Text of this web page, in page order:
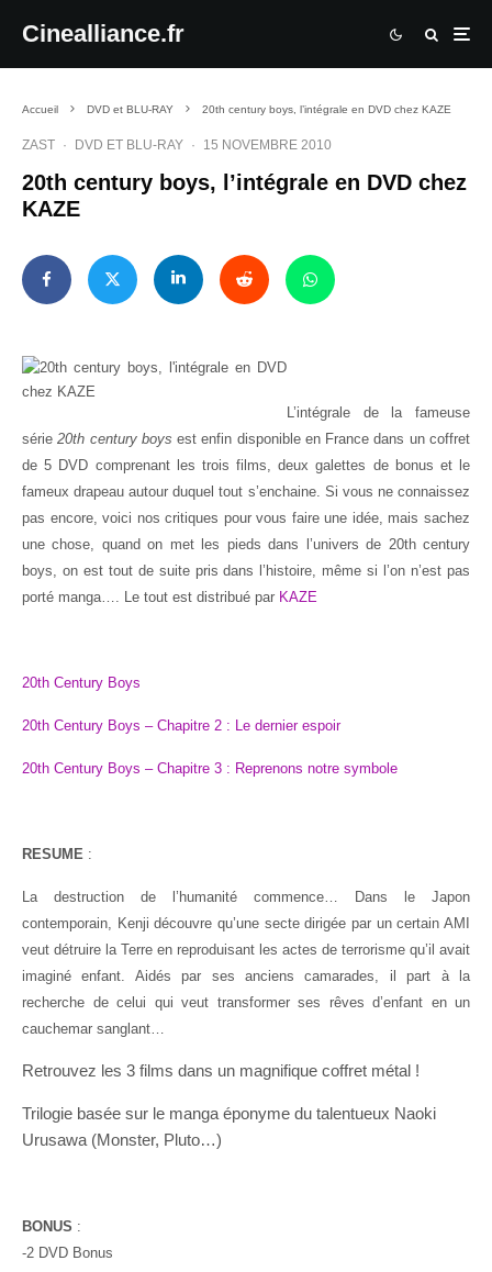
Cinealliance.fr
Accueil DVD et BLU-RAY 20th century boys, l’intégrale en DVD chez KAZE
ZAST · DVD ET BLU-RAY · 15 NOVEMBRE 2010
20th century boys, l’intégrale en DVD chez
KAZE
L’intégrale de la fameuse
série20th century boys est enfin disponible en France dans un coffret
de 5 DVD comprenant les trois films, deux galettes de bonus et le
fameux drapeau autour duquel tout s’enchaine. Si vous ne connaissez
pas encore, voici nos critiques pour vous faire une idée, mais sachez
une chose, quand on met les pieds dans l’univers de 20th century
boys, on est tout de suite pris dans l’histoire, même si l’on n’est pas
porté manga…. Le tout est distribué par KAZE
20th Century Boys
20th Century Boys – Chapitre 2 : Le dernier espoir
20th Century Boys – Chapitre 3 : Reprenons notre symbole
RESUME :
La destruction de l’humanité commence… Dans le Japon
contemporain, Kenji découvre qu’une secte dirigée par un certain AMI
veut détruire la Terre en reproduisant les actes de terrorisme qu’il avait
imaginé enfant. Aidés par ses anciens camarades, il part à la
recherche de celui qui veut transformer ses rêves d’enfant en un
cauchemar sanglant…
Retrouvez les 3 films dans un magnifique coffret métal !
Trilogie basée sur le manga éponyme du talentueux Naoki
Urusawa (Monster, Pluto…)
BONUS :
-2 DVD Bonus